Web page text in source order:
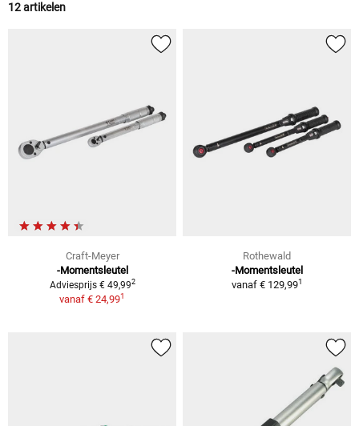
12 artikelen
Craft-Meyer
-Momentsleutel
Adviesprijs € 49,992
vanaf € 24,991
Rothewald
-Momentsleutel
vanaf € 129,991